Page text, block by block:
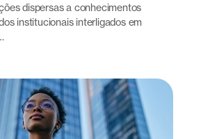
dispersas a conhecimentos
institucionais interligados em